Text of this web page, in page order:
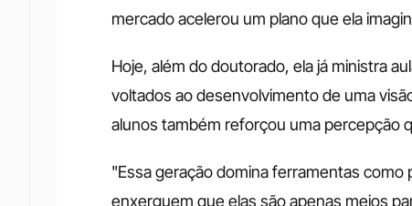
mercado acelerou um plano que ela
Hoje, além do doutorado, ela já ministra
voltados ao desenvolvimento de uma
alunos também reforçou uma percepção
"Essa geração domina ferramentas
enxerguem que elas são apenas meios